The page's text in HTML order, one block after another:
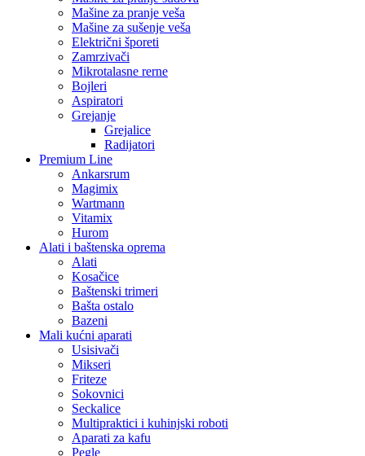
Mašine za pranje veša
Mašine za sušenje veša
Električni šporeti
Zamrzivači
Mikrotalasne rerne
Bojleri
Aspiratori
Grejanje
Grejalice
Radijatori
Premium Line
Ankarsrum
Magimix
Wartmann
Vitamix
Hurom
Alati i baštenska oprema
Alati
Kosačice
Baštenski trimeri
Bašta ostalo
Bazeni
Mali kućni aparati
Usisivači
Mikseri
Friteze
Sokovnici
Seckalice
Multipraktici i kuhinjski roboti
Aparati za kafu
Pegle